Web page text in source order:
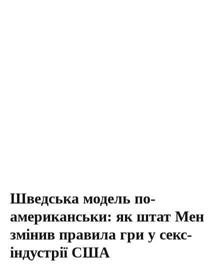
Шведська модель по-
американськи: як штат Мен
змінив правила гри у секс-
індустрії США